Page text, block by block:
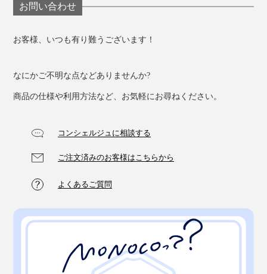
お問い合わせ
お客様、いつも有り難うございます！
なにかご不明な点などありませんか?
商品の仕様や利用方法など、お気軽にお尋ねください。
コンシェルジュに相談する
ご注文済みのお客様はこちらから
よくあるご質問